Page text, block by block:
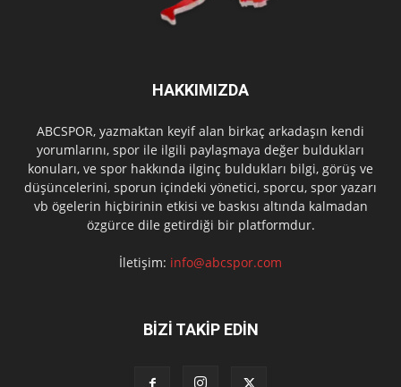
HAKKIMIZDA
ABCSPOR, yazmaktan keyif alan birkaç arkadaşın kendi
yorumlarını, spor ile ilgili paylaşmaya değer buldukları
konuları, ve spor hakkında ilginç buldukları bilgi, görüş ve
düşüncelerini, sporun içindeki yönetici, sporcu, spor yazarı
vb ögelerin hiçbirinin etkisi ve baskısı altında kalmadan
özgürce dile getirdiği bir platformdur.
İletişim: info@abcspor.com
BİZİ TAKİP EDİN